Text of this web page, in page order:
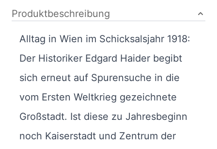
Produktbeschreibung
Alltag in Wien im Schicksalsjahr 1918:
Der Historiker Edgard Haider begibt
sich erneut auf Spurensuche in die
vom Ersten Weltkrieg gezeichnete
Großstadt. Ist diese zu Jahresbeginn
noch Kaiserstadt und Zentrum der